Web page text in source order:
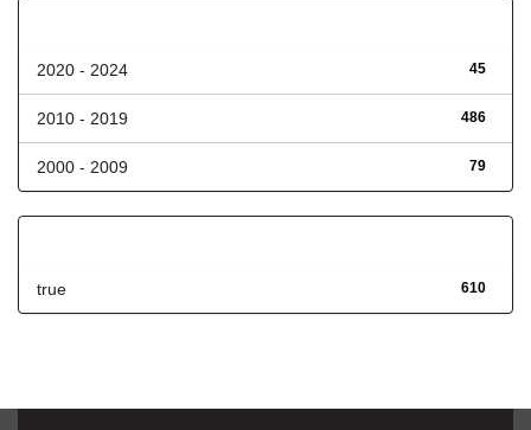
45
2020 - 2024
486
2010 - 2019
79
2000 - 2009
610
true